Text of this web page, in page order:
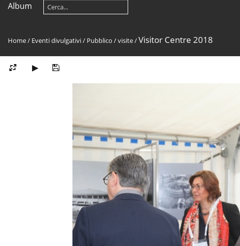
Album
Home/ Eventi divulgativi/ Pubblico /visite/Visitor Centre 2018